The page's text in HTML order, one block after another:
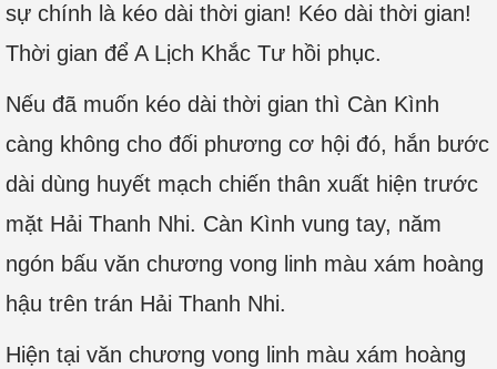
sự chính là kéo dài thời gian! Kéo dài thời gian!
Thời gian để A Lịch Khắc Tư hồi phục.
Nếu đã muốn kéo dài thời gian thì Càn Kình
càng không cho đối phương cơ hội đó, hắn bước
dài dùng huyết mạch chiến thân xuất hiện trước
mặt Hải Thanh Nhi. Càn Kình vung tay, năm
ngón bấu văn chương vong linh màu xám hoàng
hậu trên trán Hải Thanh Nhi.
Hiện tại văn chương vong linh màu xám hoàng